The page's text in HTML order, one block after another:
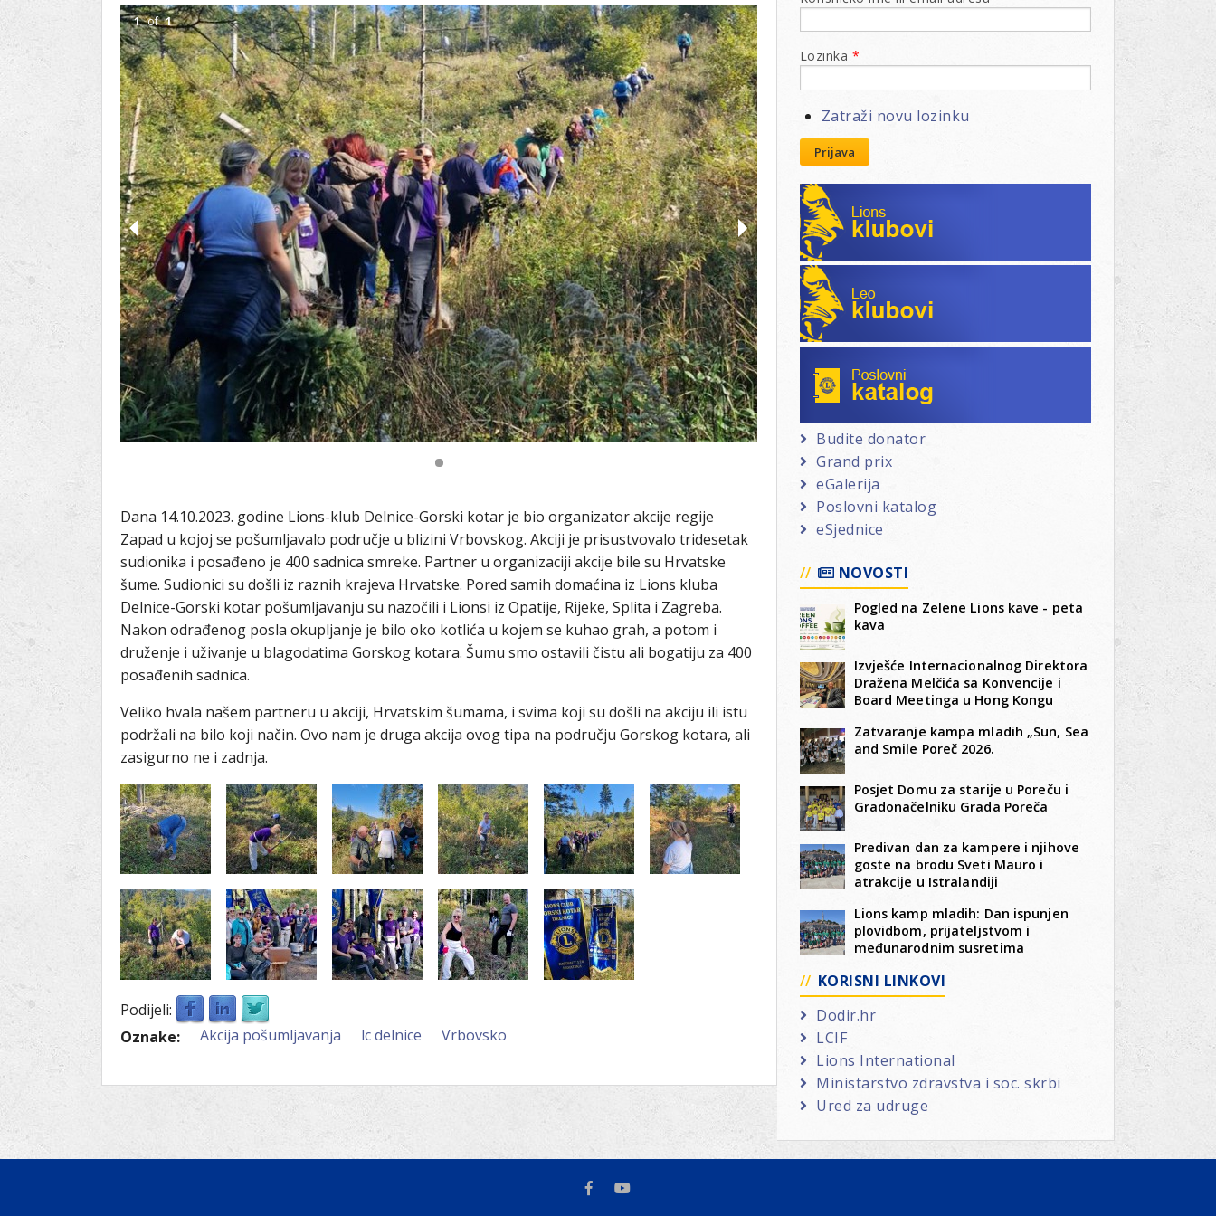
Lions International
Club finder
Podaci o LEO D-126 i kontakt
1 of 1
Dana 14.10.2023. godine Lions-klub Delnice-Gorski kotar je bio organizator akcije regije
Zapad u kojoj se pošumljavalo područje u blizini Vrbovskog. Akciji je prisustvovalo tridesetak
sudionika i posađeno je 400 sadnica smreke. Partner u organizaciji akcije bile su Hrvatske
šume. Sudionici su došli iz raznih krajeva Hrvatske. Pored samih domaćina iz Lions kluba
Delnice-Gorski kotar pošumljavanju su nazočili i Lionsi iz Opatije, Rijeke, Splita i Zagreba.
Nakon odrađenog posla okupljanje je bilo oko kotlića u kojem se kuhao grah, a potom i
druženje i uživanje u blagodatima Gorskog kotara. Šumu smo ostavili čistu ali bogatiju za 400
posađenih sadnica.
Veliko hvala našem partneru u akciji, Hrvatskim šumama, i svima koji su došli na akciju ili istu
podržali na bilo koji način. Ovo nam je druga akcija ovog tipa na području Gorskog kotara, ali
zasigurno ne i zadnja.
Podijeli:
Oznake:
Akcija pošumljavanja lc delnice Vrbovsko
Lozinka *
Zatraži novu lozinku
Prijava
Lions klubovi
Leo klubovi
Budite donator
Grand prix
eGalerija
Poslovni katalog
eSjednice
NOVOSTI
Pogled na Zelene Lions kave - peta
kava
Izvješće Internacionalnog Direktora
Dražena Melčića sa Konvencije i
Board Meetinga u Hong Kongu
Zatvaranje kampa mladih „Sun, Sea
and Smile Poreč 2026.
Posjet Domu za starije u Poreču i
Gradonačelniku Grada Poreča
Predivan dan za kampere i njihove
goste na brodu Sveti Mauro i
atrakcije u Istralandiji
Lions kamp mladih: Dan ispunjen
plovidbom, prijateljstvom i
međunarodnim susretima
KORISNI LINKOVI
Dodir.hr
LCIF
Lions International
Ministarstvo zdravstva i soc. skrbi
Ured za udruge